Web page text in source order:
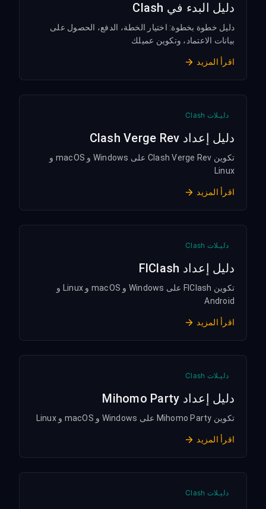
دليل البدء في Clash
دليل خطوة بخطوة: اختيار الخطة، الدفع، الحصول على
بيانات الاعتماد، وتكوين عميلك
اقرأ المزيد
دليـلات Clash
دليل إعداد Clash Verge Rev
تكوين Clash Verge Rev على Windows و macOS و
Linux
اقرأ المزيد
دليـلات Clash
دليل إعداد FlClash
تكوين FlClash على Windows و macOS و Linux و
Android
اقرأ المزيد
دليـلات Clash
دليل إعداد Mihomo Party
تكوين Mihomo Party على Windows و macOS و Linux
اقرأ المزيد
دليـلات Clash